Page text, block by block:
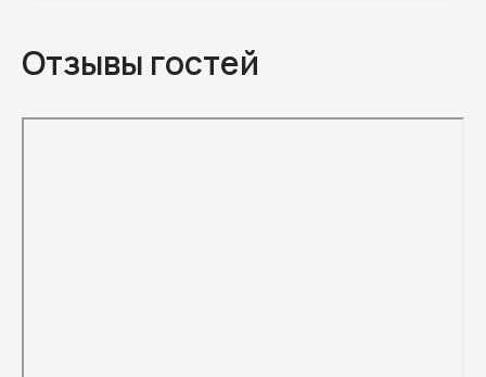
Отзывы гостей